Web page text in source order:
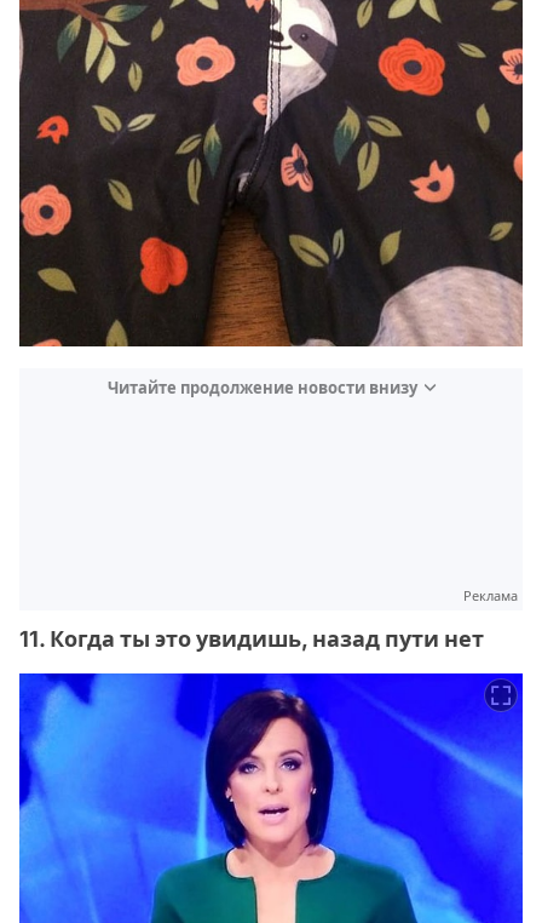
Читайте продолжение новости внизу
Реклама
11. Когда ты это увидишь, назад пути нет